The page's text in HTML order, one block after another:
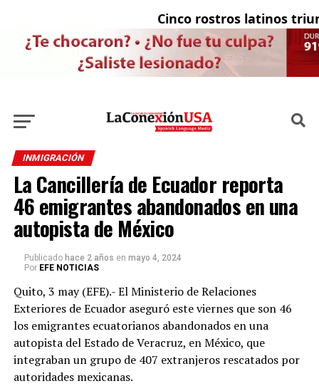
Cinco rostros latinos
INMIGRACIÓN
La Cancillería de Ecuador reporta
46 emigrantes abandonados en una
autopista de México
Publicado hace 2 años en mayo 4, 2024
Por EFE NOTICIAS
Quito, 3 may (EFE).- El Ministerio de Relaciones
Exteriores de Ecuador aseguró este viernes que son 46
los emigrantes ecuatorianos abandonados en una
autopista del Estado de Veracruz, en México, que
integraban un grupo de 407 extranjeros rescatados por
autoridades mexicanas.